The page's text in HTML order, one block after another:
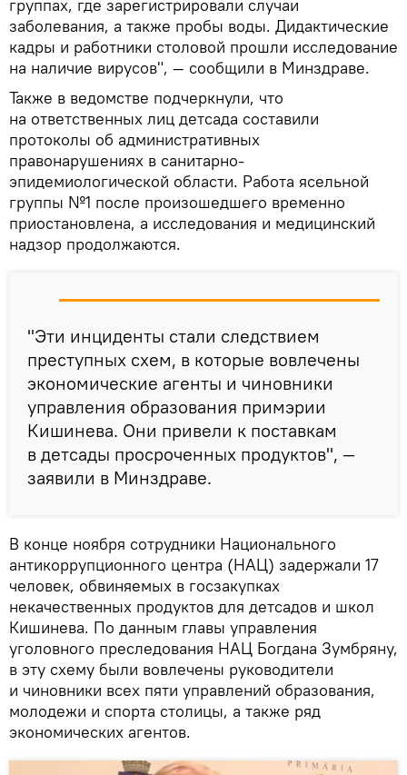
группах, где зарегистрировали случаи
заболевания, а также пробы воды. Дидактические
кадры и работники столовой прошли исследование
на наличие вирусов", — сообщили в Минздраве.
Также в ведомстве подчеркнули, что
на ответственных лиц детсада составили
протоколы об административных
правонарушениях в санитарно-
эпидемиологической области. Работа ясельной
группы №1 после произошедшего временно
приостановлена, а исследования и медицинский
надзор продолжаются.
"Эти инциденты стали следствием
преступных схем, в которые вовлечены
экономические агенты и чиновники
управления образования примэрии
Кишинева. Они привели к поставкам
в детсады просроченных продуктов", —
заявили в Минздраве.
В конце ноября сотрудники Национального
антикоррупционного центра (НАЦ) задержали 17
человек, обвиняемых в госзакупках
некачественных продуктов для детсадов и школ
Кишинева. По данным главы управления
уголовного преследования НАЦ Богдана Зумбряну,
в эту схему были вовлечены руководители
и чиновники всех пяти управлений образования,
молодежи и спорта столицы, а также ряд
экономических агентов.